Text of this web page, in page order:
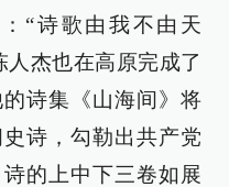
“诗歌由我不由天
杰也在高原完成了
诗集《山海间》将
诗，勾勒出共产党
的上中下三卷如展